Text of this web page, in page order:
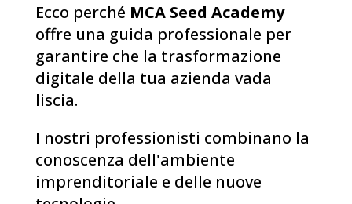
Ecco perché MCA Seed Academy
offre una guida professionale per
garantire che la trasformazione
digitale della tua azienda vada
liscia.
I nostri professionisti combinano la
conoscenza dell'ambiente
imprenditoriale e delle nuove